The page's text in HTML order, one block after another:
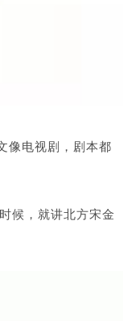
像电视剧，剧本都
候，就讲北方宋金